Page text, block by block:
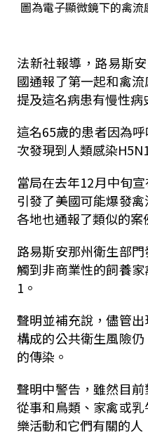
圖為電子顯微鏡下的禽
法新社報導，路易斯
國通報了第一起和禽
提及這名病患有慢性病
這名65歲的患者因為
次發現到人類感染
當局在去年12月中旬
引發了美國可能爆發
各地也通報了類似的案
路易斯安那州衛生部
觸到非商業性的飼養
1。
聲明並補充說，儘管
構成的公共衛生風險
的傳染。
聲明中警告，雖然目
從事和鳥類、家禽或
樂活動和它們有關的人